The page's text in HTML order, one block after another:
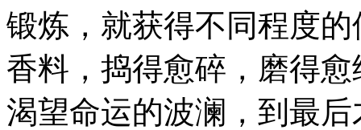
锻炼，就获得不同程度
香料，捣得愈碎，磨得
渴望命运的波澜，到最